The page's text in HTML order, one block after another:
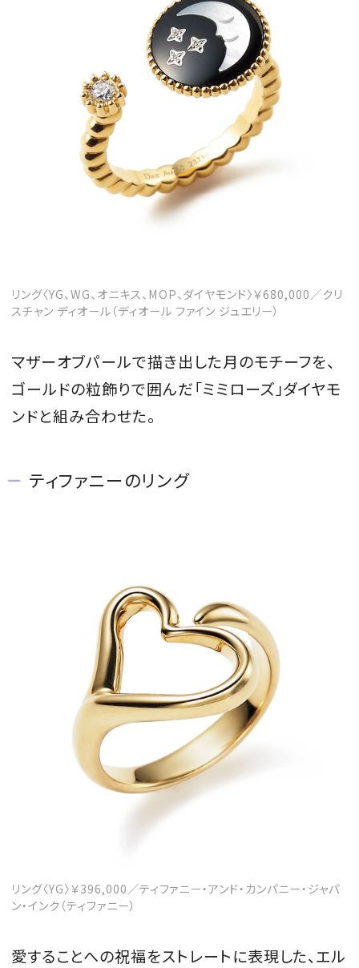
リング〈YG、WG、オニキス、MOP、ダイヤモンド〉￥680,000／クリ
スチャン ディオール（ディオール ファイン ジュエリー）
マザーオブパールで描き出した月のモチーフを、
ゴールドの粒飾りで囲んだ「ミミローズ」ダイヤモ
ンドと組み合わせた。
ティファニーのリング
リング〈YG〉￥396,000／ティファニー・アンド・カンパニー・ジャパ
ン・インク（ティファニー）
愛することへの祝福をストレートに表現した、エル